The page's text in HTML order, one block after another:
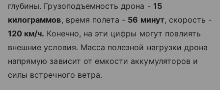
глубины. Грузоподъемность дрона - 15
килограммов, время полета - 56 минут, скорость -
120 км/ч. Конечно, на эти цифры могут повлиять
внешние условия. Масса полезной нагрузки дрона
напрямую зависит от емкости аккумуляторов и
силы встречного ветра.